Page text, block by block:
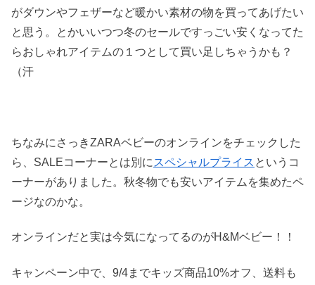
がダウンやフェザーなど暖かい素材の物を買ってあげたい
と思う。とかいいつつ冬のセールですっごい安くなってた
らおしゃれアイテムの１つとして買い足しちゃうかも？
（汗
ちなみにさっきZARAベビーのオンラインをチェックした
ら、SALEコーナーとは別に スペシャルプライス というコ
ーナーがありました。秋冬物でも安いアイテムを集めたペ
ージなのかな。
オンラインだと実は今気になってるのがH&Mベビー！！
キャンペーン中で、9/4までキッズ商品10%オフ、送料も